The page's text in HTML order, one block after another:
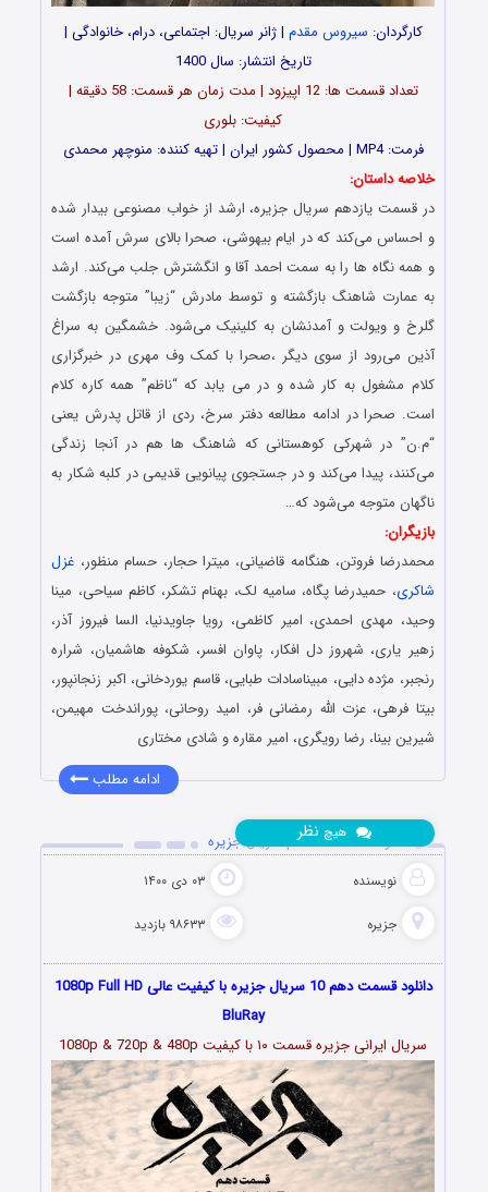
کارگردان: سیروس مقدم | ژانر سریال: اجتماعی، درام، خانوادگی |
تاریخ انتشار: سال 1400
تعداد قسمت ها: 12 اپیزود | مدت زمان هر قسمت: 58 دقیقه |
کیفیت: بلوری
فرمت: MP4 | محصول کشور ایران | تهیه کننده: منوچهر محمدی
خلاصه داستان:
در قسمت یازدهم سریال جزیره، ارشد از خواب مصنوعی بیدار شده
و احساس می‌کند که در ایام بیهوشی، صحرا بالای سرش آمده است
و همه نگاه ها را به سمت احمد آقا و انگشترش جلب می‌کند. ارشد
به عمارت شاهنگ بازگشته و توسط مادرش “زیبا” متوجه بازگشت
گلرخ و ویولت و آمدنشان به کلینیک می‌شود. خشمگین به سراغ
آذین می‌رود از سوی دیگر ،صحرا با کمک وف مهری در خبرگزاری
کلام مشغول به کار شده و در می یابد که “ناظم” همه کاره کلام
است. صحرا در ادامه مطالعه دفتر سرخ، ردی از قاتل پدرش یعنی
“م.ن” در شهرکی کوهستانی که شاهنگ ها هم در آنجا زندگی
می‌کنند، پیدا می‌کند و در جستجوی پیانویی قدیمی در کلبه شکار به
ناگهان متوجه می‌شود که…
بازیگران:
محمدرضا فروتن، هنگامه قاضیانی، میترا حجار، حسام منظور، غزل
شاکری، حمیدرضا پگاه، سامیه لک، بهنام تشکر، کاظم سیاحی، مینا
وحید، مهدی احمدی، امیر کاظمی، رویا جاویدنیا، السا فیروز آذر،
زهیر یاری، شهروز دل افکار، پاوان افسر، شکوفه هاشمیان، شراره
رنجبر، مژده دایی، مبیناسادات طبایی، قاسم یوردخانی، اکبر زنجانپور،
بیتا فرهی، عزت الله رمضانی فر، امید روحانی، پوراندخت مهیمن،
شیرین بینا، رضا رویگری، امیر مقاره و شادی مختاری
ادامه مطلب
دانلود قسمت 10 دهم سریال جزیره
نویسنده ۰۳ دی ۱۴۰۰
جزیره ۹۸۶۳۳ بازدید
هیچ نظر
دانلود قسمت دهم 10 سریال جزیره با کیفیت عالی 1080p Full HD
BluRay
سریال ایرانی جزیره قسمت ۱۰با کیفیت 1080p & 720p & 480p